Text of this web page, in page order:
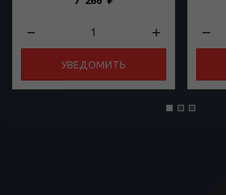
УВЕДОМИТЬ